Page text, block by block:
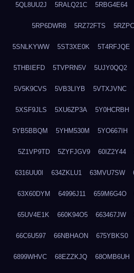
5QL8UU2J 5RALQ21C 5RBG4E64
5RP6DWR8 5RZ72FTS
5SNLKYWW 5ST3XE0K 5T4RFJQE
5THBIEFD 5TVPRN5V 5UJY0QQ2
5V5K9CVS 5VB3LIYB 5VTXJVNC
5XSF9JLS 5XU6ZP3A 5Y0HCRBH
5YB5BBQM 5YHM530M 5YO667IH
5Z1VP9TD 5ZYFJGV9 60IZ2Y44
6316UU0I 634ZKLU1 63MVU7SW
63X60DYM 64996J11 659M6G4O
65UV4E1K 660K94O5 663467JW
66C6U597 66NBHAON 675YBKS0
6899WHVC 68EZZKJQ 68OMB6UH